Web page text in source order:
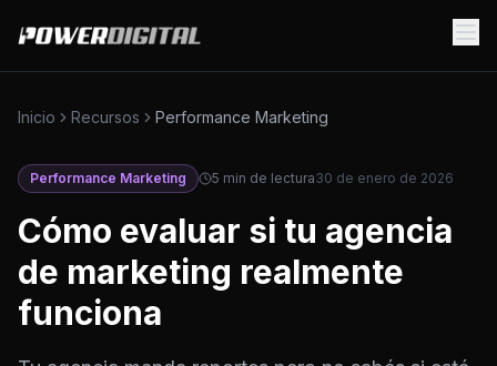
Inicio Recursos Performance Marketing
Performance Marketing 5 min de lectura30 de enero de 2026
Cómo evaluar si tu agencia
de marketing realmente
funciona